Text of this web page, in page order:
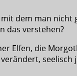
dem man nicht
das verstehen?
Elfen, die
seelisch